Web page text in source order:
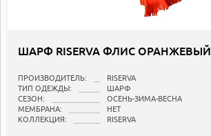
ШАРФ RISERVA ФЛИС ОРАНЖЕВЫЙ
ПРОИЗВОДИТЕЛЬ:
RISERVA
ТИП ОДЕЖДЫ:
ШАРФ
СЕЗОН:
ОСЕНЬ-ЗИМА-ВЕСНА
МЕМБРАНА:
НЕТ
КОЛЛЕКЦИЯ:
RISERVA